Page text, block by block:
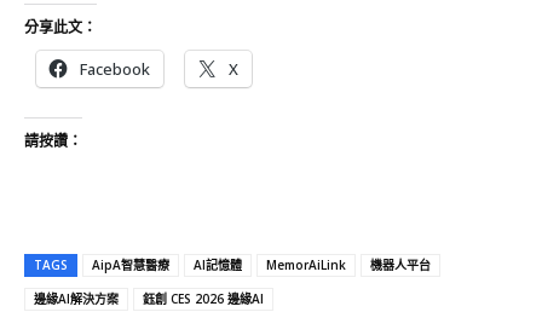
分享此文：
Facebook X
請按讚：
TAGS AipA智慧醫療 AI記憶體 MemorAiLink
機器人平台
邊緣AI解決方案
鈺創 CES 2026 邊緣AI